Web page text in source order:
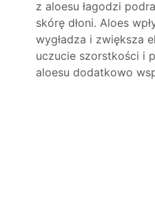
z aloesu łagodzi
skórę dłoni. Aloes
wygładza i zwiększa
uczucie szorstkości i
aloesu dodatkowo